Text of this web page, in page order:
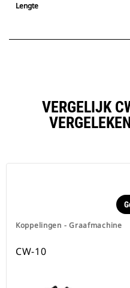
Lengte
VERGELIJK
Koppelingen - Graafmachine
CW-10